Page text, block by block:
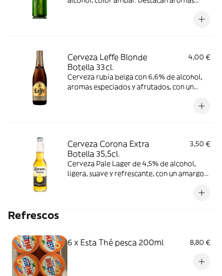
Cerveza Leffe Blonde
Botella 33cl.
4,00 €
Cerveza rubia belga con 6,6% de alcohol,
aromas especiados y afrutados, con un
Cerveza Corona Extra
Botella 35,5cl.
3,50 €
Cerveza Pale Lager de 4,5% de alcohol,
ligera, suave y refrescante, con un amargor
Refrescos
6 x Esta Thé pesca 200ml 8,80 €